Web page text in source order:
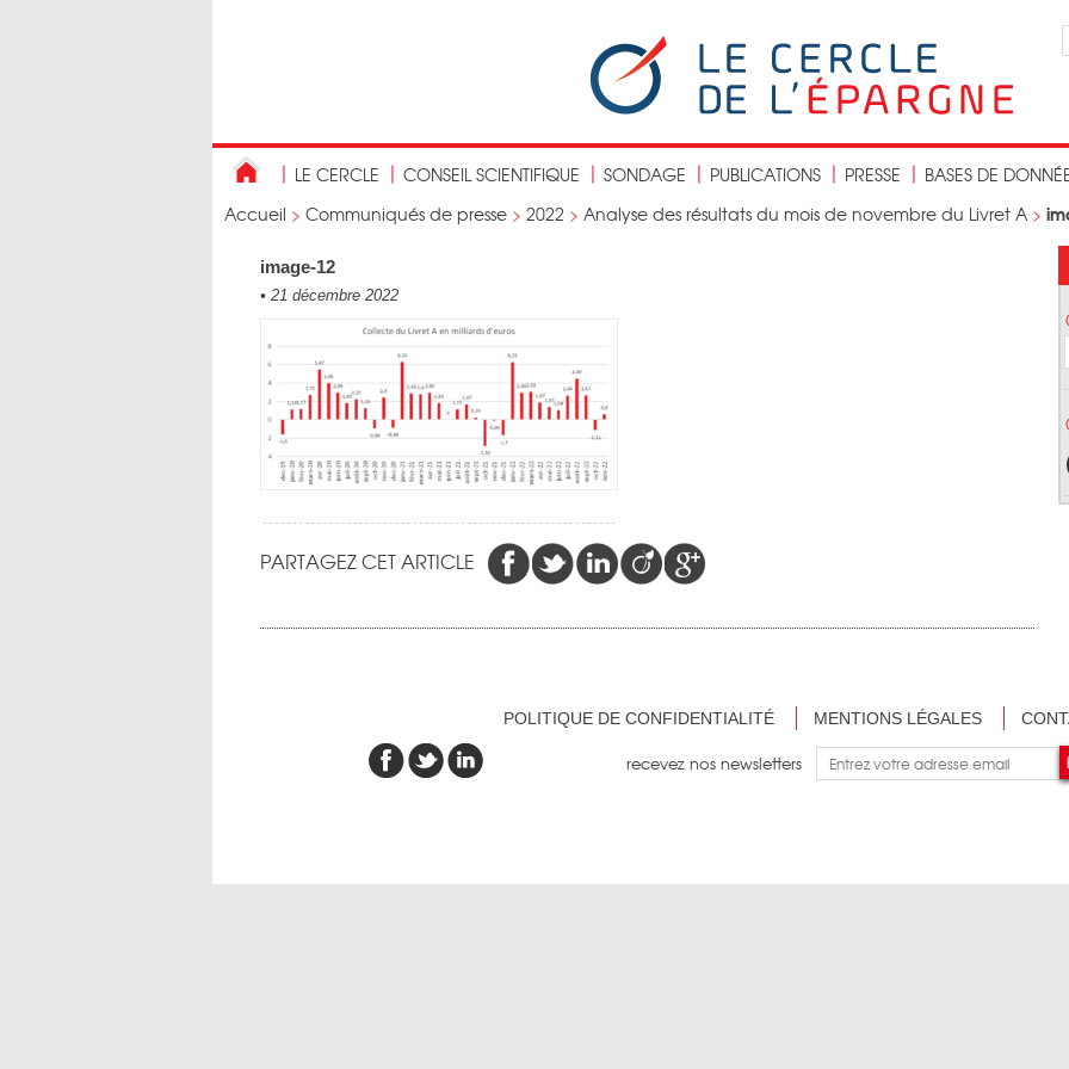
LE CERCLE CONSEIL SCIENTIFIQUE SONDAGE PUBLICATIONS PRESSE
BASES DE
Accueil > Communiqués de presse > 2022 > Analyse des résultats du mois de novembre du Livret A >
image-12
• 21 décembre 2022
PARTAGEZ CET ARTICLE
POLITIQUE DE CONFIDENTIALITÉ MENTIONS LÉGALES
recevez nos newsletters